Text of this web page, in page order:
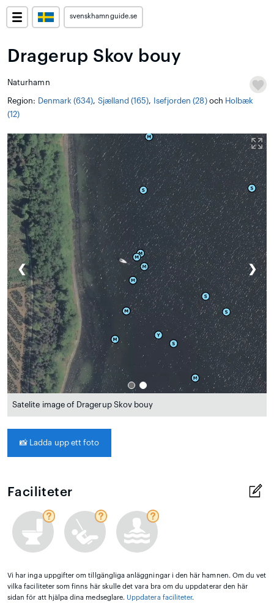
svenskhamnguide.se
Dragerup Skov bouy
Naturhamn
Region: Denmark (634), Sjælland (165), Isefjorden (28)och Holbæk
(12)
❮ ❯
Satelite image of Dragerup Skov bouy
📸 Ladda upp ett foto
Faciliteter
Vi har inga uppgifter om tillgängliga anläggningar i den här hamnen. Om du vet
vilka faciliteter som finns här skulle det vara bra om du uppdaterar den här
sidan för att hjälpa dina medseglare. Uppdatera faciliteter.